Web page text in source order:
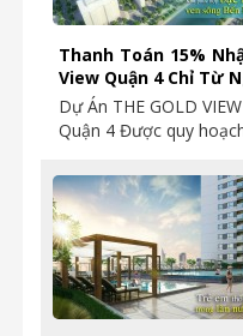
Thanh Toán 15%
View Quận 4 Chỉ Từ
Dự Án THE GOLD
Quận 4 Được quy